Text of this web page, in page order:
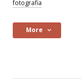
fotografia
More